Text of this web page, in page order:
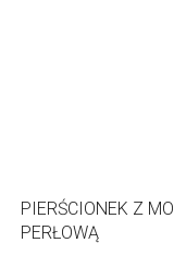
PIERŚCIONEK Z
PERŁOWĄ